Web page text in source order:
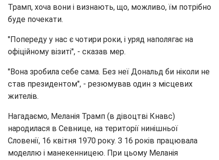
Трамп, хоча вони і визнають, що, можливо, їм потрібно
буде почекати.
"Попереду у нас є чотири роки, і уряд наполягає на
офіційному візиті", - сказав мер.
"Вона зробила себе сама. Без неї Дональд би ніколи не
став президентом", - резюмував один з місцевих
жителів.
Нагадаємо, Меланія Трамп (в дівоцтві Кнавс)
народилася в Севнице, на території нинішньої
Словенії, 16 квітня 1970 року. З 16 років працювала
моделлю і манекенницею. При цьому Меланія